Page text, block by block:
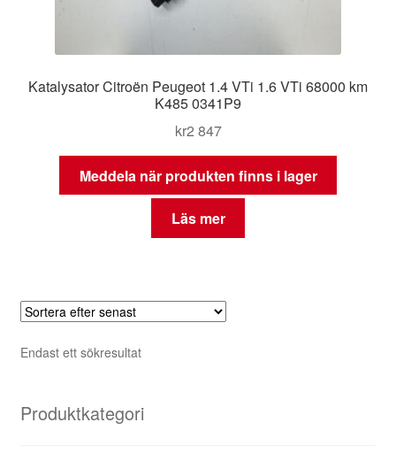
Katalysator Citroën Peugeot 1.4 VTi 1.6 VTi 68000 km
K485 0341P9
kr2 847
Meddela när produkten finns i lager
Läs mer
Endast ett sökresultat
Produktkategori